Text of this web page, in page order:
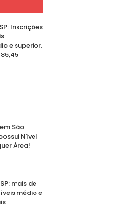
Inscrições
e superior.
São
Nível
Área!
mais de
médio e